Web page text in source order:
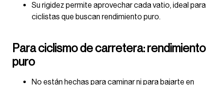
Su rigidez permite aprovechar cada vatio, ideal para
ciclistas que buscan rendimiento puro.
Para ciclismo de carretera: rendimiento
puro
No están hechas para caminar ni para bajarte en